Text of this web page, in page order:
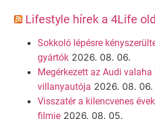
Lifestyle hírek a 4Life
Sokkoló lépésre
gyártók 2026. 08. 06.
Megérkezett az Audi
villanyautója 2026. 08. 06.
Visszatér a kilencvenes
filmje 2026. 08. 05.